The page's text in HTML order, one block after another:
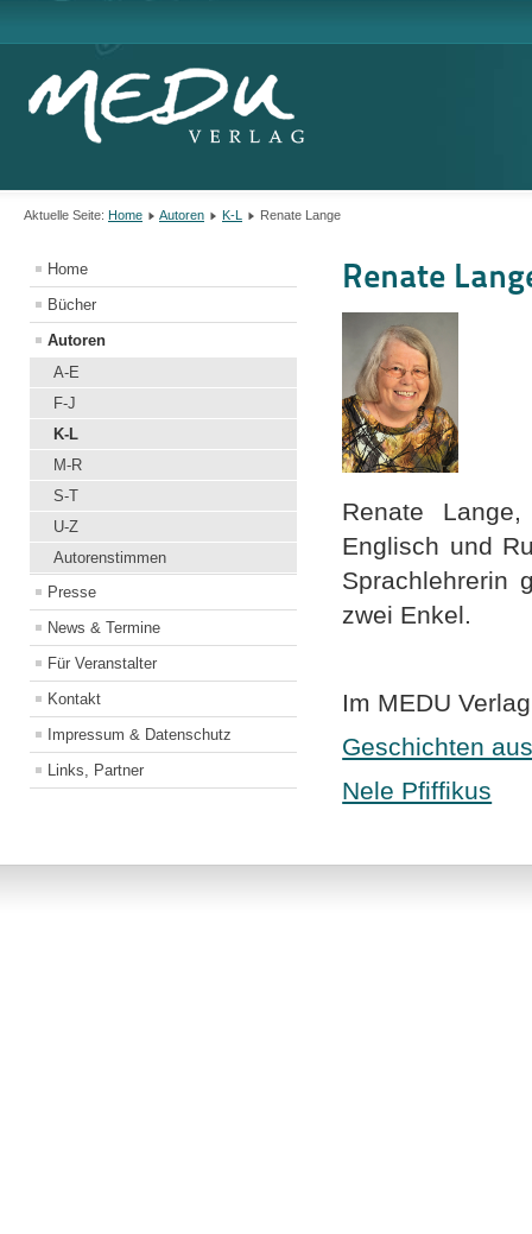
Aktuelle Seite: Home Autoren K-L Renate Lange
Home
Bücher
Autoren
A-E
F-J
K-L
M-R
S-T
U-Z
Autorenstimmen
Presse
News & Termine
Für Veranstalter
Kontakt
Impressum & Datenschutz
Links, Partner
Renate
Renate
Englisch und
Sprachlehrerin
zwei Enkel.
Im MEDU
Geschichten
Nele Pfiffikus